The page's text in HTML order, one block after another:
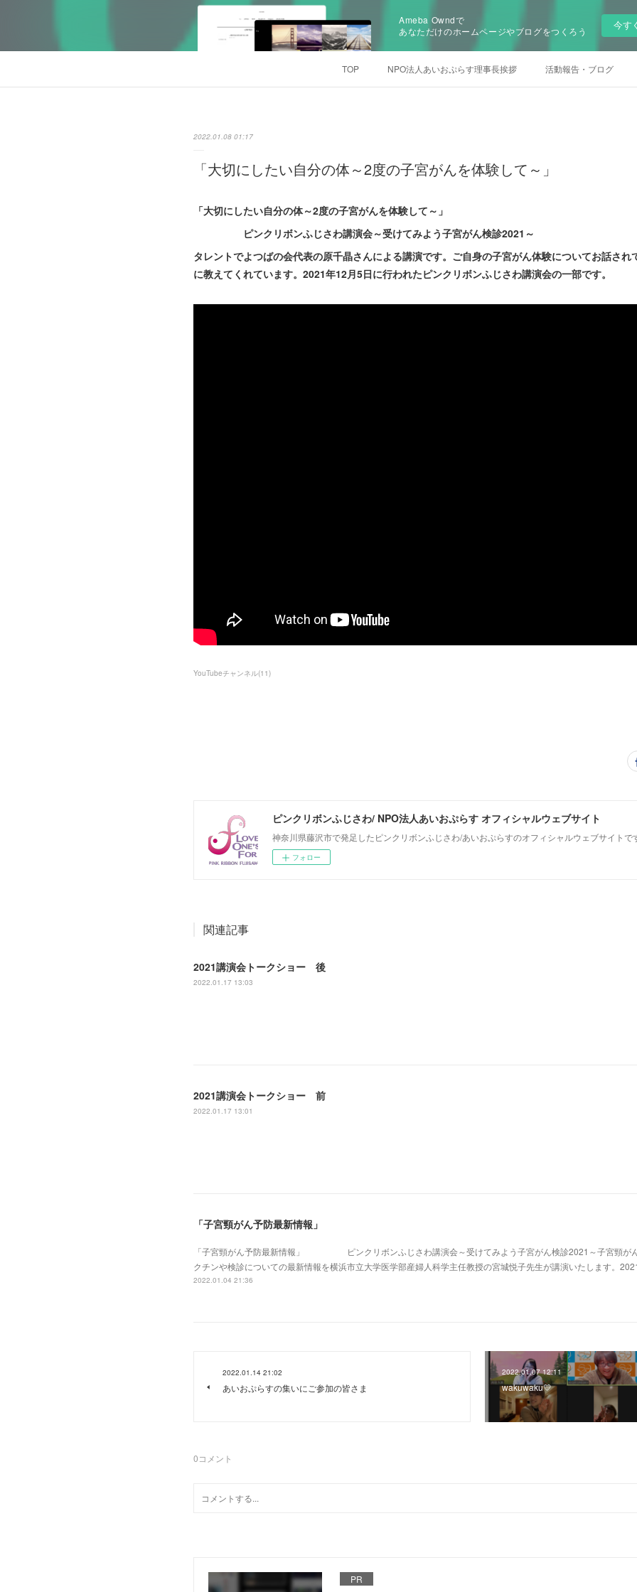
Ameba Owndで
あなただけのホームページやブログをつくろう
今す
TOP NPO法人あいおぷらす理事長挨拶 活動報告・ブログ
2022.01.08 01:17
「大切にしたい自分の体～2度の子宮がんを体験して～」
「大切にしたい自分の体～2度の子宮がんを体験して～」
ピンクリボンふじさわ講演会～受けてみよう子宮がん検診2021～
タレントでよつばの会代表の原千晶さんによる講演です。ご自身の子宮がん体験についてお話され
に教えてくれています。2021年12月5日に行われたピンクリボンふじさわ講演会の一部です。
YouTubeチャンネル(11)
ピンクリボンふじさわ/ NPO法人あいおぷらす オフィシャルウェブサイト
神奈川県藤沢市で発足したピンクリボンふじさわ/あいおぷらすのオフィシャルウェブサイトで
フォロー
関連記事
2021講演会トークショー 後
2022.01.17 13:03
2021講演会トークショー 前
2022.01.17 13:01
「子宮頸がん予防最新情報」
「子宮頸がん予防最新情報」 ピンクリボンふじさわ講演会～受けてみよう子宮がん検診2021～子宮頸が
クチンや検診についての最新情報を横浜市立大学医学部産婦人科学主任教授の宮城悦子先生が講演いたします。
2022.01.04 21:36
2022.01.14 21:02
あいおぷらすの集いにご参加の皆さま
2022.01.07 12:11
wakuwaku💛
0コメント
PR